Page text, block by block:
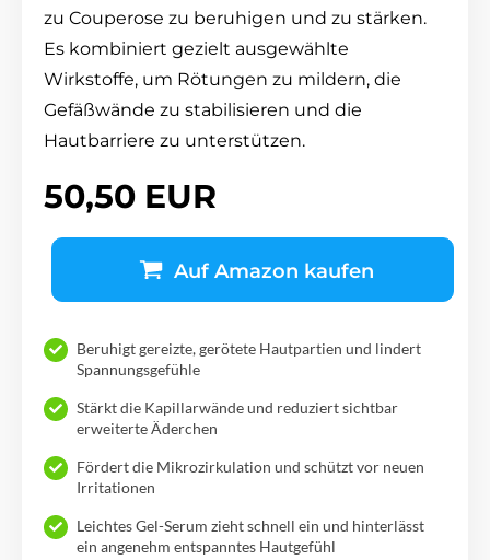
zu Couperose zu beruhigen und zu stärken.
Es kombiniert gezielt ausgewählte
Wirkstoffe, um Rötungen zu mildern, die
Gefäßwände zu stabilisieren und die
Hautbarriere zu unterstützen.
50,50 EUR
Auf Amazon kaufen
Beruhigt gereizte, gerötete Hautpartien und lindert
Spannungsgefühle
Stärkt die Kapillarwände und reduziert sichtbar
erweiterte Äderchen
Fördert die Mikrozirkulation und schützt vor neuen
Irritationen
Leichtes Gel-Serum zieht schnell ein und hinterlässt
ein angenehm entspanntes Hautgefühl